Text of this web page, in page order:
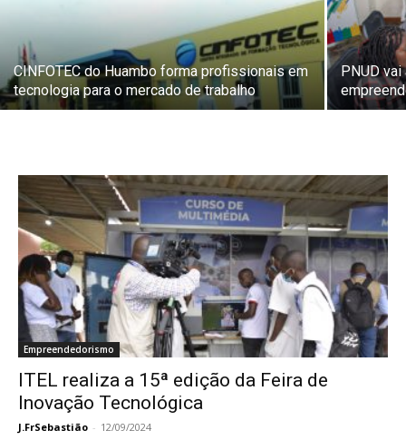
CINFOTEC do Huambo forma profissionais em
tecnologia para o mercado de trabalho
PNUD
Empreendedorismo
ITEL realiza a 15ª edição da Feira de
Inovação Tecnológica
J.FrSebastião - 12/09/2024